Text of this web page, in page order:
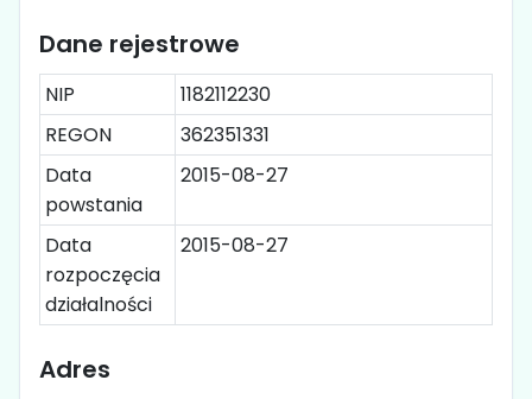
Dane rejestrowe
NIP
1182112230
REGON
362351331
Data
powstania
2015-08-27
Data
rozpoczęcia
działalności
2015-08-27
Adres